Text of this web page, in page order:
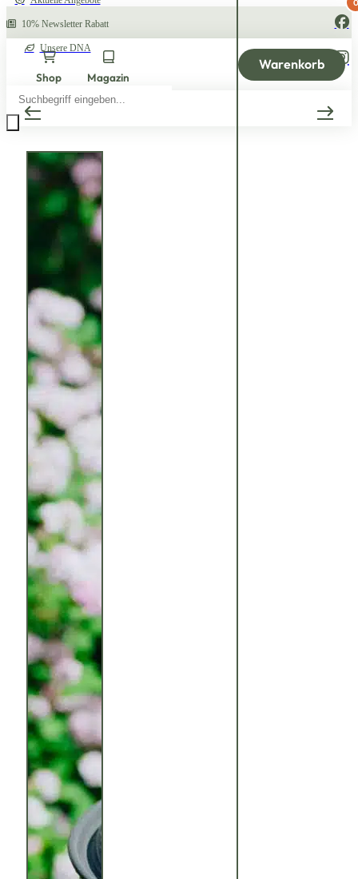
10% Newsletter Rabatt
Unsere DNA
Shop Magazin
Warenkorb
0
Products
search